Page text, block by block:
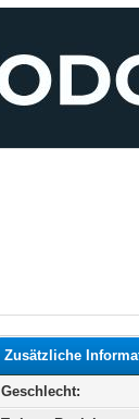
Zusätzliche
Geschlecht: